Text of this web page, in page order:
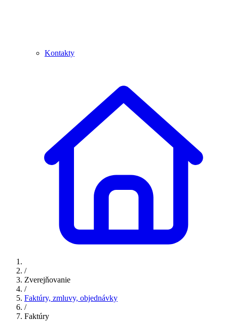
Kontakty
/
Zverejňovanie
/
Faktúry, zmluvy, objednávky
/
Faktúry